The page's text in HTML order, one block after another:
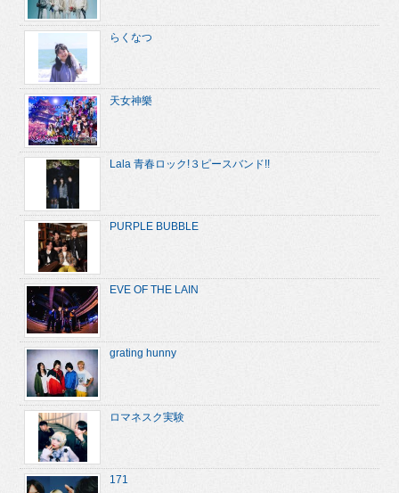
らくなつ
天女神樂
Lala 青春ロック!３ピースバンド!!
PURPLE BUBBLE
EVE OF THE LAIN
grating hunny
ロマネスク実験
171